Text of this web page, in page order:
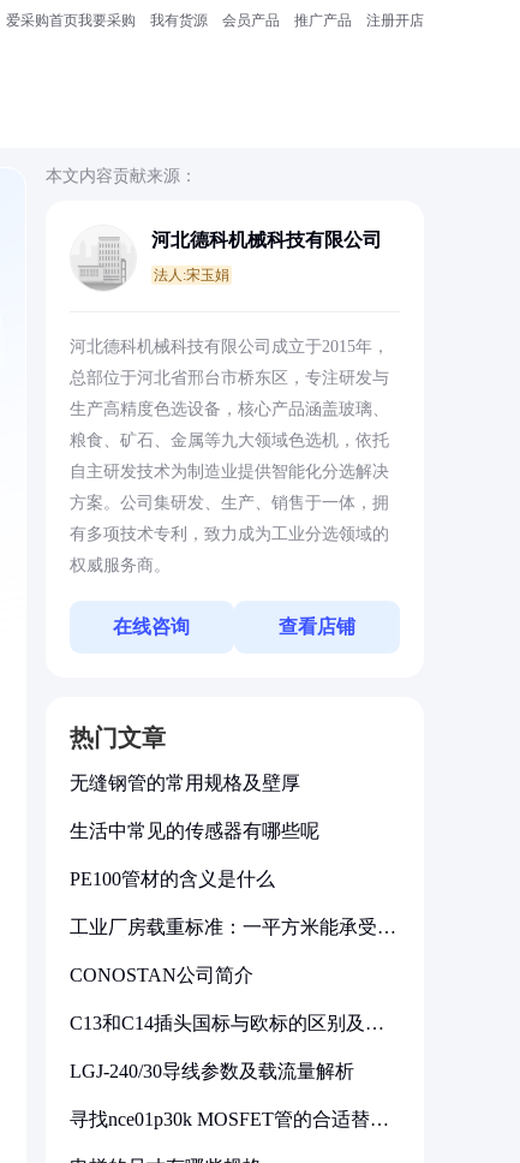
爱采购首页我要采购 我有货源 会员产品 推广产品 注册开店
本文内容贡献来源：
河北德科机械科技有限公司
法人:宋玉娟
河北德科机械科技有限公司成立于2015年，
总部位于河北省邢台市桥东区，专注研发与
生产高精度色选设备，核心产品涵盖玻璃、
粮食、矿石、金属等九大领域色选机，依托
自主研发技术为制造业提供智能化分选解决
方案。公司集研发、生产、销售于一体，拥
有多项技术专利，致力成为工业分选领域的
权威服务商。
在线咨询 查看店铺
热门文章
无缝钢管的常用规格及壁厚
生活中常见的传感器有哪些呢
PE100管材的含义是什么
工业厂房载重标准：一平方米能承受多
CONOSTAN公司简介
C13和C14插头国标与欧标的区别及其
LGJ-240/30导线参数及载流量解析
寻找nce01p30k MOSFET管的合适替代